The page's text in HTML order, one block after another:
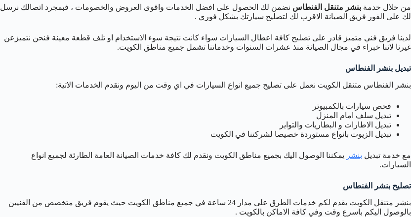
من خلال خدمة بنشر متنقل الفنطاس نضمن لك الحصول على افضل الخدمات واقوى العروض والخصومات ، فبمجرد اتصالك نرسل
لك على الفور فريق الصيانة الاقرب لك لتصليح سيارتك بشكل فوري .
لدينا فريق فني متميز قادر على تصليح كافة اعطال السيارات سواء كانت نتيجة سوء الاستخدام او تلف قطعة معينة فنحن نتميزعن
غيرنا لاننا خبراء في مجال الصيانة منذ عشرات السنوات وخدماتنا تشمل جميع مناطق الكويت.
تبديل بنشر الفنطاس
بنشر الفنطاس متنقل الكويت نعمل على تصليح جميع انواع السيارات في اي وقت من اليوم ونقدم الخدمات الاتية:
فحص سيارات بالكمبيوتر
تبديل سلف امام المنزل
تبديل الاطارات و البطاريات والتواير
تبديل الزيوت بانواع مستوردة خصيصا لشركتنا في الكويت
مع خدمة تبديل بنشر يمكننا الوصول اليك بجميع مناطق الكويت ونقدم لك كافة خدمات الصيانة العامة الطارئة لجميع انواع
السيارات.
تصليح بنشر الفنطاس
بنشر متنقل الكويت يقدم لكم خدمات الطرق على مدار 24 ساعة في جميع مناطق الكويت حيث يقوم فريق متخصص من الفنيين
بالوصول اليكم باسرع وقت وفي كافة الاماكن بالكويت .